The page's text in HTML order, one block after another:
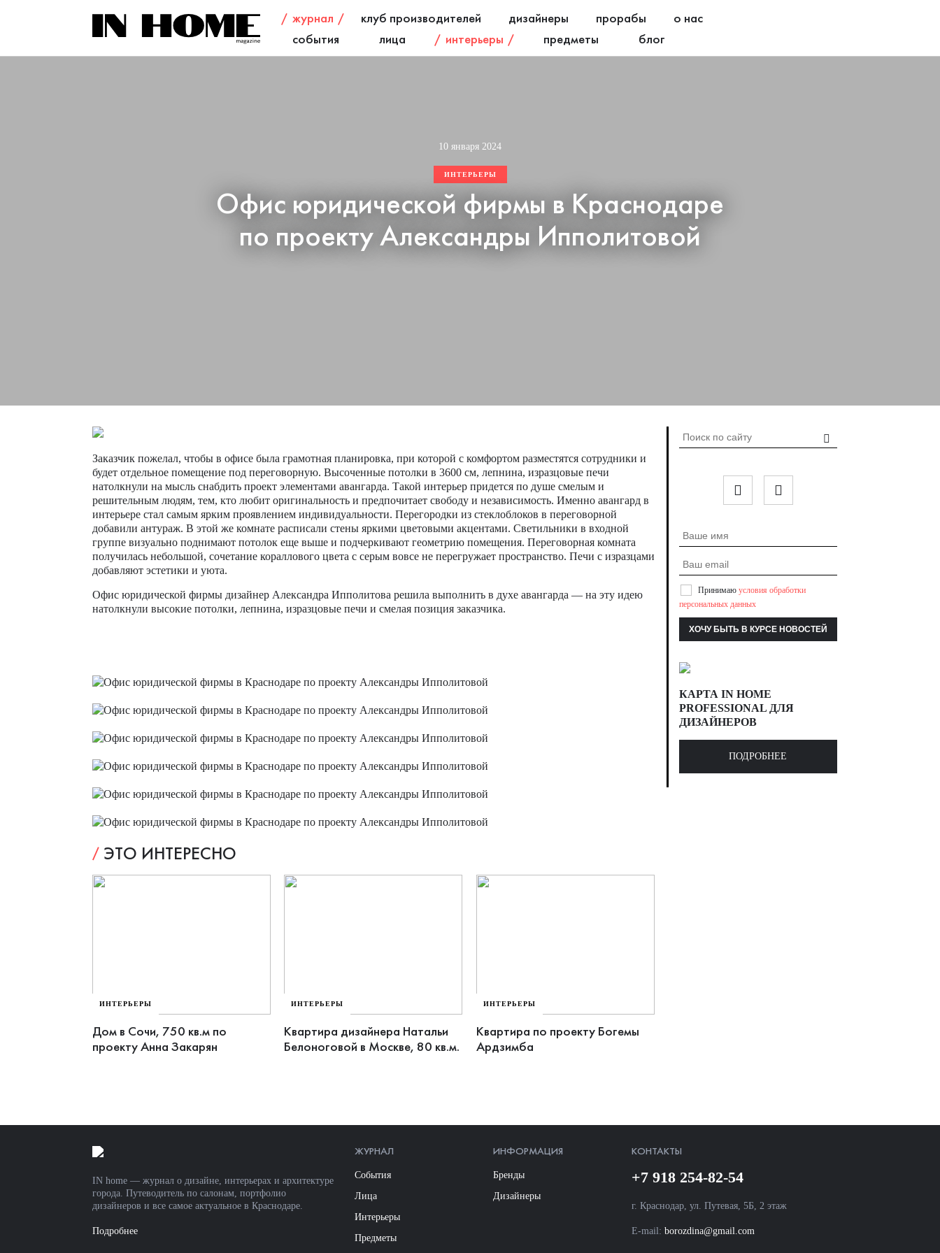
журнал клуб производителей дизайнеры прорабы
о нас
события
лица интерьеры предметы блог
10 января 2024
ИНТЕРЬЕРЫ
Офис юридической фирмы в Краснодаре
по проекту Александры Ипполитовой
Заказчик пожелал, чтобы в офисе была грамотная планировка, при которой с комфортом разместятся сотрудники и
будет отдельное помещение под переговорную. Высоченные потолки в 3600 см, лепнина, изразцовые печи
натолкнули на мысль снабдить проект элементами авангарда. Такой интерьер придется по душе смелым и
решительным людям, тем, кто любит оригинальность и предпочитает свободу и независимость. Именно авангард в
интерьере стал самым ярким проявлением индивидуальности. Перегородки из стеклоблоков в переговорной
добавили антураж. В этой же комнате расписали стены яркими цветовыми акцентами. Светильники в входной
группе визуально поднимают потолок еще выше и подчеркивают геометрию помещения. Переговорная комната
получилась небольшой, сочетание кораллового цвета с серым вовсе не перегружает пространство. Печи с изразцами
добавляют эстетики и уюта.
Офис юридической фирмы дизайнер Александра Ипполитова решила выполнить в духе авангарда — на эту идею
натолкнули высокие потолки, лепнина, изразцовые печи и смелая позиция заказчика.
ЭТО ИНТЕРЕСНО
ИНТЕРЬЕРЫ
Дом в Сочи, 750 кв.м по
проекту Анна Закарян
ИНТЕРЬЕРЫ
Квартира дизайнера Натальи
Белоноговой в Москве, 80 кв.м.
ИНТЕРЬЕРЫ
Квартира по проекту Богемы
Ардзимба
Принимаю условия обработки
персональных данных
КАРТА IN HOME
PROFESSIONAL ДЛЯ
ДИЗАЙНЕРОВ
ПОДРОБНЕЕ
IN home — журнал о дизайне, интерьерах и архитектуре
города. Путеводитель по салонам, портфолио
дизайнеров и все самое актуальное в Краснодаре.
Подробнее
ЖУРНАЛ
События
Лица
Интерьеры
Предметы
ИНФОРМАЦИЯ
Бренды
Дизайнеры
КОНТАКТЫ
+7 918 254-82-54
г. Краснодар, ул. Путевая, 5Б, 2 этаж
E-mail:borozdina@gmail.com